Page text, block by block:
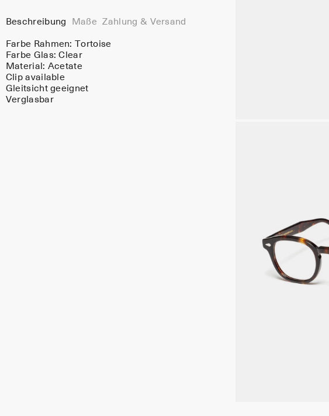
Beschreibung Maße Zahlung & Versand
Farbe Rahmen:
Tortoise
Farbe Glas:Clear
Material: Acetate
Clip available
Gleitsicht geeignet
Verglasbar